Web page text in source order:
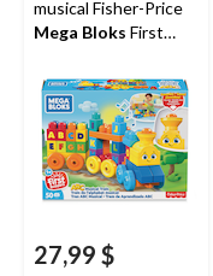
musical Fisher-Price
Mega Bloks First
et plus
27,99 $